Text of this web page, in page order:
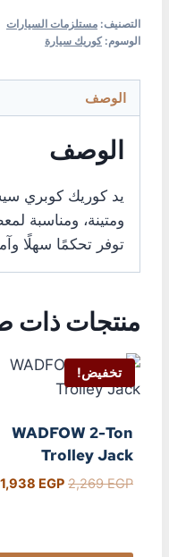
التصنيف: مستلزمات السيارات
الوسوم:كوريك سيارة
الوصف
الوصف
يد كوريك كوبري
ومتينة، ومناسبة
توفر تحكمًا سهلًا
منتجات ذات
تخفيض!
WADFOW 2-Ton
Trolley Jack
2,269EGP
1,938 EGP